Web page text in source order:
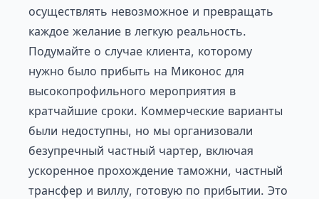
осуществлять невозможное и превращать
каждое желание в легкую реальность.
Подумайте о случае клиента, которому
нужно было прибыть на Миконос для
высокопрофильного мероприятия в
кратчайшие сроки. Коммерческие варианты
были недоступны, но мы организовали
безупречный частный чартер, включая
ускоренное прохождение таможни, частный
трансфер и виллу, готовую по прибытии. Это